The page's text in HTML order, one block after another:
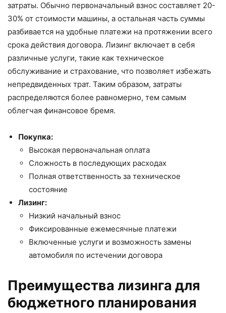
затраты. Обычно первоначальный взнос составляет 20-
30% от стоимости машины, а остальная часть суммы
разбивается на удобные платежи на протяжении всего
срока действия договора. Лизинг включает в себя
различные услуги, такие как техническое
обслуживание и страхование, что позволяет избежать
непредвиденных трат. Таким образом, затраты
распределяются более равномерно, тем самым
облегчая финансовое бремя.
Покупка:
Высокая первоначальная оплата
Сложность в последующих расходах
Полная ответственность за техническое
состояние
Лизинг:
Низкий начальный взнос
Фиксированные ежемесячные платежи
Включенные услуги и возможность замены
автомобиля по истечении договора
Преимущества лизинга для
бюджетного планирования